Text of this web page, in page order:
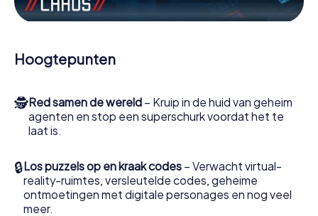
Werk samen als een team, onderschep vijandige
spionnen en lok de handlangers van de schurk naar je toe.
excelleren om de slechteriken te stoppen. In
tegenstelling tot James Bond en Co. zullen jouw daden
jezelf en jouw team in de hoogste score van Giaveno en
krijg toegang tot jouw eigen fotogalerij. De escape game
van myCityHunt verandert Giaveno in jouw eigen
wereld van spionage en geheime agenten en verander
Giaveno in een escaperoom in de buitenlucht!
Hoogtepunten
🕵Red samen de wereld – Kruip in de huid van geheim
agenten en stop een superschurk voordat het te
laat is.
🔒Los puzzels op en kraak codes – Verwacht virtual-
reality-ruimtes, versleutelde codes, geheime
ontmoetingen met digitale personages en nog veel
meer.